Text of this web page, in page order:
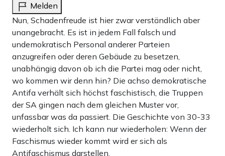
Melden
Nun, Schadenfreude ist hier zwar verständlich aber
unangebracht. Es ist in jedem Fall falsch und
undemokratisch Personal anderer Parteien
anzugreifen oder deren Gebäude zu besetzen,
unabhängig davon ob ich die Partei mag oder nicht,
wo kommen wir denn hin? Die achso demokratische
Antifa verhält sich höchst faschistisch, die Truppen
der SA gingen nach dem gleichen Muster vor,
unfassbar was da passiert. Die Geschichte von 30-33
wiederholt sich. Ich kann nur wiederholen: Wenn der
Faschismus wieder kommt wird er sich als
Antifaschismus darstellen.